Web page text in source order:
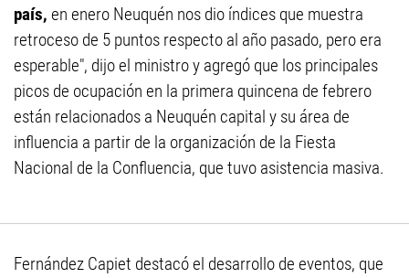
país, en enero Neuquén nos dio índices que muestra
retroceso de 5 puntos respecto al año pasado, pero era
esperable", dijo el ministro y agregó que los principales
picos de ocupación en la primera quincena de febrero
están relacionados a Neuquén capital y su área de
influencia a partir de la organización de la Fiesta
Nacional de la Confluencia, que tuvo asistencia masiva.
Fernández Capiet destacó el desarrollo de eventos, que